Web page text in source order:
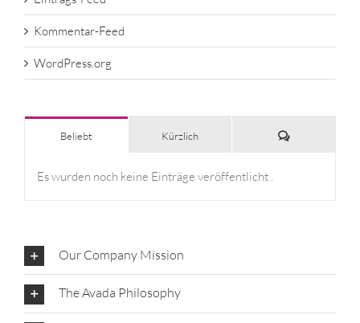
Kommentar-Feed
WordPress.org
Beliebt Kürzlich Kommentare
Es wurden noch keine Einträge veröffentlicht .
Our Company Mission
The Avada Philosophy